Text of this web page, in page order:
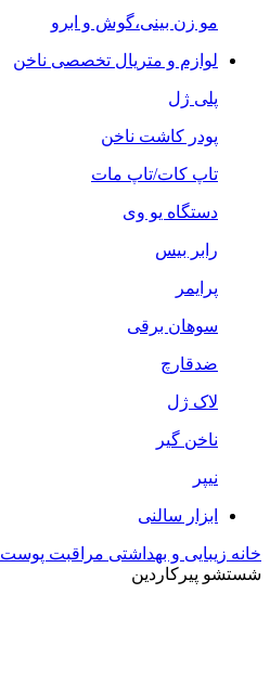
مو زن بینی،گوش و ابرو
لوازم و متریال تخصصی ناخن
پلی ژل
پودر کاشت ناخن
تاپ کات/تاپ مات
دستگاه یو وی
رابر بیس
پرایمر
سوهان برقی
ضدقارچ
لاک ژل
ناخن گیر
نیپر
ابزار سالنی
خانه زیبایی و بهداشتی مراقبت پوست
شستشو پیرکاردین